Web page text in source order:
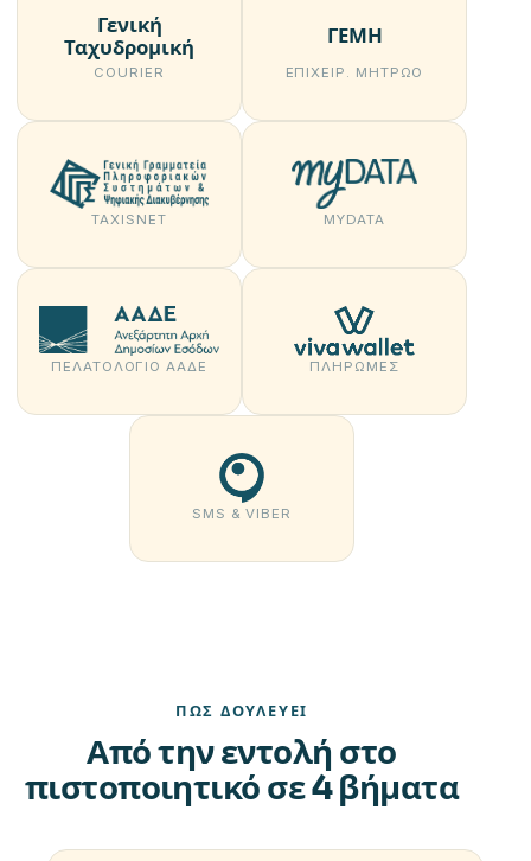
Γενική
Ταχυδρομική
COURIER
ΓΕΜΗ
ΕΠΙΧΕΙΡ. ΜΗΤΡΏΟ
TAXISNET MYDATA
ΠΕΛΑΤΟΛΌΓΙΟ ΑΑΔΕ ΠΛΗΡΩΜΈΣ
SMS & VIBER
ΠΏΣ ΔΟΥΛΕΎΕΙ
Από την εντολή στο
πιστοποιητικό σε 4 βήματα